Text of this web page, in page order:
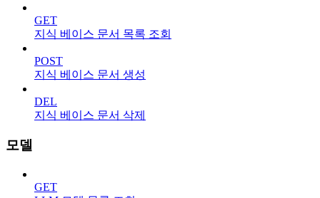
GET
지식 베이스 문서 목록 조회
POST
지식 베이스 문서 생성
DEL
지식 베이스 문서 삭제
모델
GET